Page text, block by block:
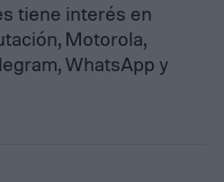
tiene interés en
Motorola,
WhatsApp y